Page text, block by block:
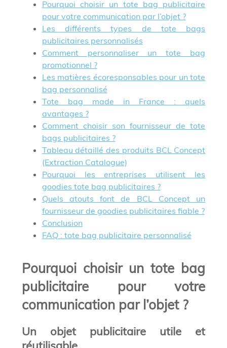
Pourquoi choisir un tote bag publicitaire
pour votre communication par l’objet ?
Les différents types de tote bags
publicitaires personnalisés
Comment personnaliser un tote bag
promotionnel ?
Les matières écoresponsables pour un tote
bag personnalisé
Tote bag made in France : quels
avantages ?
Comment choisir son fournisseur de tote
bags publicitaires ?
Tableau détaillé des produits BCL Concept
(Extraction Catalogue)
Pourquoi les entreprises utilisent les
goodies tote bag publicitaires ?
Quels atouts font de BCL Concept un
fournisseur de goodies publicitaires fiable ?
Conclusion
FAQ : tote bag publicitaire personnalisé
Pourquoi choisir un tote bag
publicitaire pour votre
communication par l’objet ?
Un objet publicitaire utile et